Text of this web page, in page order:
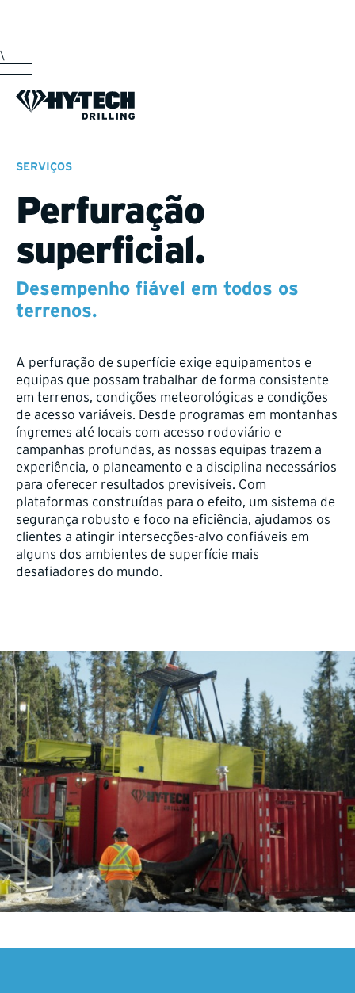
\
SERVIÇOS
Perfuração
superficial.
Desempenho fiável em todos os
terrenos.
A perfuração de superfície exige equipamentos e
equipas que possam trabalhar de forma consistente
em terrenos, condições meteorológicas e condições
de acesso variáveis. Desde programas em montanhas
íngremes até locais com acesso rodoviário e
campanhas profundas, as nossas equipas trazem a
experiência, o planeamento e a disciplina necessários
para oferecer resultados previsíveis. Com
plataformas construídas para o efeito, um sistema de
segurança robusto e foco na eficiência, ajudamos os
clientes a atingir intersecções-alvo confiáveis em
alguns dos ambientes de superfície mais
desafiadores do mundo.